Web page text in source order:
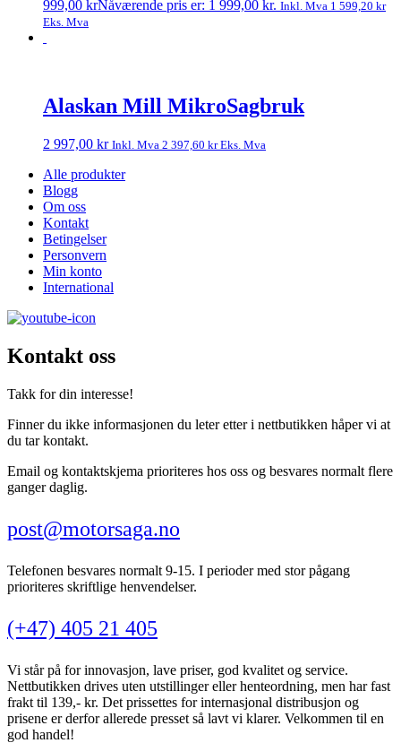
999,00 krNåværende pris er: 1 999,00 kr. Inkl. Mva 1 599,20 kr
Eks. Mva
Alaskan Mill MikroSagbruk
2 997,00 kr Inkl. Mva 2 397,60 krEks. Mva
Alle produkter
Blogg
Om oss
Kontakt
Betingelser
Personvern
Min konto
International
Kontakt oss
Takk for din interesse!
Finner du ikke informasjonen du leter etter i nettbutikken håper vi at
du tar kontakt.
Email og kontaktskjema prioriteres hos oss og besvares normalt flere
ganger daglig.
post@motorsaga.no
Telefonen besvares normalt 9-15. I perioder med stor pågang
prioriteres skriftlige henvendelser.
(+47) 405 21 405
Vi står på for innovasjon, lave priser, god kvalitet og service.
Nettbutikken drives uten utstillinger eller henteordning, men har fast
frakt til 139,- kr. Det prissettes for internasjonal distribusjon og
prisene er derfor allerede presset så lavt vi klarer. Velkommen til en
god handel!